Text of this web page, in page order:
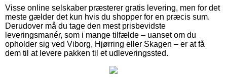
Visse online selskaber præsterer gratis levering, men for det
meste gælder det kun hvis du shopper for en præcis sum.
Derudover må du tage den mest prisbevidste
leveringsmanér, som i mange tilfælde – uanset om du
opholder sig ved Viborg, Hjørring eller Skagen – er at få
dem til at levere pakken til et udleveringssted.